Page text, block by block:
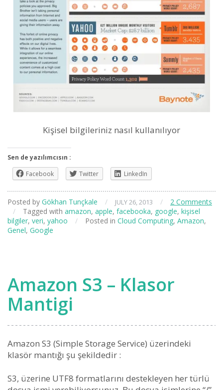
Kişisel bilgileriniz nasıl kullanılıyor
Sen de yazılımcısın :
Facebook
Twitter LinkedIn
Posted by Gökhan Tunçkale / JULY 26, 2013 /
2 Comments
/
Tagged with amazon, apple, facebooka, google, kişisel
bilgiler, veri, yahoo / Posted in Cloud Computing, Amazon,
Genel, Google
Amazon S3 – Klasor
Mantigi
Amazon S3 (Simple Storage Service) üzerindeki
klasör mantığı şu şekildedir :
S3, üzerine UTF8 formatlarını destekleyen her türlü